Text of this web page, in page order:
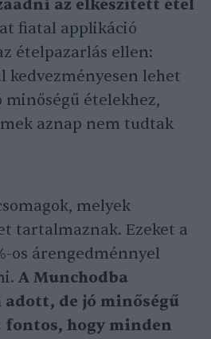
az elkészített étel
fiatal applikáció
ételpazarlás ellen:
kedvezményesen lehet
ételekhez,
aznap nem tudtak
melyek
tartalmaznak. Ezeket a
os árengedménnyel
A Munchodba
de jó minőségű
hogy minden